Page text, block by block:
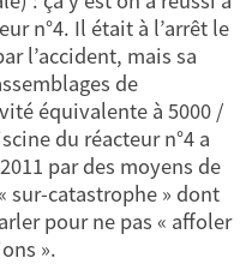
n°4. Il était à l’arrêt le
l’accident, mais sa
de
équivalente à 5000 /
du réacteur n°4 a
par des moyens de
sur-catastrophe » dont
pour ne pas « affoler
».